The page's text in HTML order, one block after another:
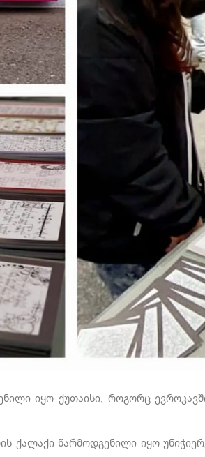
იყო ქუთაისი, როგორც
ქალაქი წარმოდგენილი იყო